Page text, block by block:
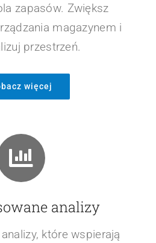
zapasów. Zwiększ
magazynem i
przestrzeń.
więcej
analizy
które wspierają